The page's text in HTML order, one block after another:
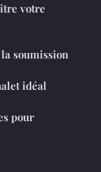
votre
soumission
idéal
pour